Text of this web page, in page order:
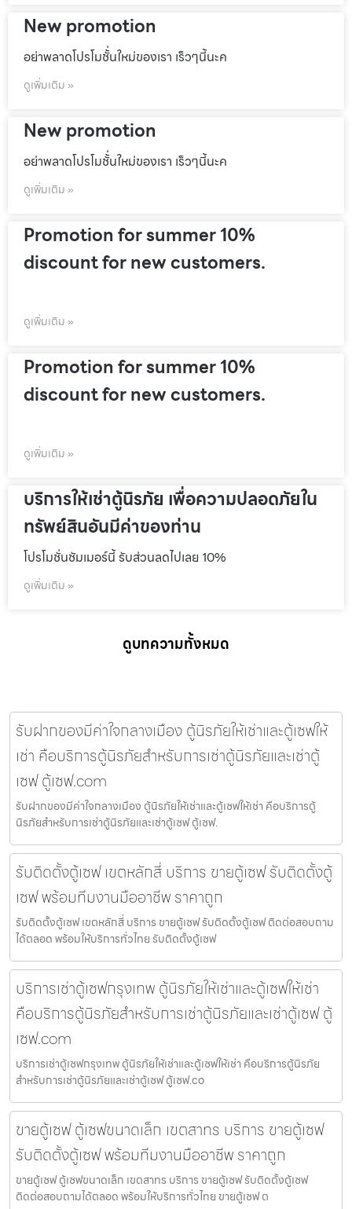
New promotion
อย่าพลาดโปรโมชั้่นใหม่ของเรา เร็วๆนี้นะค
ดูเพิ่มเติม »
New promotion
อย่าพลาดโปรโมชั้่นใหม่ของเรา เร็วๆนี้นะค
ดูเพิ่มเติม »
Promotion for summer 10%
discount for new customers.
ดูเพิ่มเติม »
Promotion for summer 10%
discount for new customers.
ดูเพิ่มเติม »
บริการให้เช่าตู้นิรภัย เพื่อความปลอดภัยใน
ทรัพย์สินอันมีค่าของท่าน
โปรโมชั่นชัมเมอร์นี้ รับส่วนลดไปเลย 10%
ดูเพิ่มเติม »
ดูบทความทั้งหมด
รับฝากของมีค่าใจกลางเมือง ตู้นิรภัยให้เช่าและตู้เซฟให้
เช่า คือบริการตู้นิรภัยสำหรับการเช่าตู้นิรภัยและเช่าตู้
เซฟ ตู้เซฟ.com
รับฝากของมีค่าใจกลางเมือง ตู้นิรภัยให้เช่าและตู้เซฟให้เช่า คือบริการตู้
นิรภัยสำหรับการเช่าตู้นิรภัยและเช่าตู้เซฟ ตู้เซฟ.
รับติดตั้งตู้เซฟ เขตหลักสี่ บริการ ขายตู้เซฟ รับติดตั้งตู้
เซฟ พร้อมทีมงานมืออาชีพ ราคาถูก
รับติดตั้งตู้เซฟ เขตหลักสี่ บริการ ขายตู้เซฟ รับติดตั้งตู้เซฟ ติดต่อสอบถาม
ได้ตลอด พร้อมให้บริการทั่วไทย รับติดตั้งตู้เซฟ
บริการเช่าตู้เซฟกรุงเทพ ตู้นิรภัยให้เช่าและตู้เซฟให้เช่า
คือบริการตู้นิรภัยสำหรับการเช่าตู้นิรภัยและเช่าตู้เซฟ ตู้
เซฟ.com
บริการเช่าตู้เซฟกรุงเทพ ตู้นิรภัยให้เช่าและตู้เซฟให้เช่า คือบริการตู้นิรภัย
สำหรับการเช่าตู้นิรภัยและเช่าตู้เซฟ ตู้เซฟ.co
ขายตู้เซฟ ตู้เซฟขนาดเล็ก เขตสาทร บริการ ขายตู้เซฟ
รับติดตั้งตู้เซฟ พร้อมทีมงานมืออาชีพ ราคาถูก
ขายตู้เซฟ ตู้เซฟขนาดเล็ก เขตสาทร บริการ ขายตู้เซฟ รับติดตั้งตู้เซฟ
ติดต่อสอบถามได้ตลอด พร้อมให้บริการทั่วไทย ขายตู้เซฟ ต